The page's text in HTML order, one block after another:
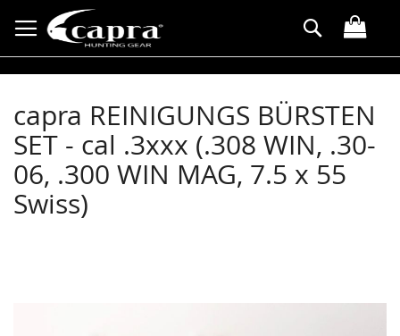
zum
Inhalt
Suche
capra REINIGUNGS BÜRSTEN
SET - cal .3xxx (.308 WIN, .30-
06, .300 WIN MAG, 7.5 x 55
Swiss)